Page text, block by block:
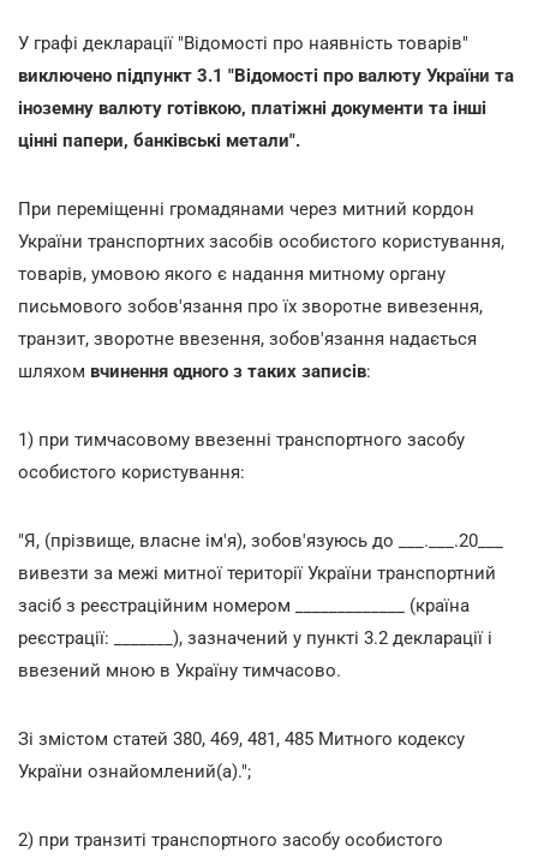
У графі декларації "Відомості про наявність товарів"
виключено підпункт 3.1 "Відомості про валюту України та
іноземну валюту готівкою, платіжні документи та інші
цінні папери, банківські метали".
При переміщенні громадянами через митний кордон
України транспортних засобів особистого користування,
товарів, умовою якого є надання митному органу
письмового зобов'язання про їх зворотне вивезення,
транзит, зворотне ввезення, зобов'язання надається
шляхом вчинення одного з таких записів:
1) при тимчасовому ввезенні транспортного засобу
особистого користування:
"Я, (прізвище, власне ім'я), зобов'язуюсь до ___.___.20___
вивезти за межі митної території України транспортний
засіб з реєстраційним номером _____________ (країна
реєстрації: _______), зазначений у пункті 3.2 декларації і
ввезений мною в Україну тимчасово.
Зі змістом статей 380, 469, 481, 485 Митного кодексу
України ознайомлений(а).";
2) при транзиті транспортного засобу особистого